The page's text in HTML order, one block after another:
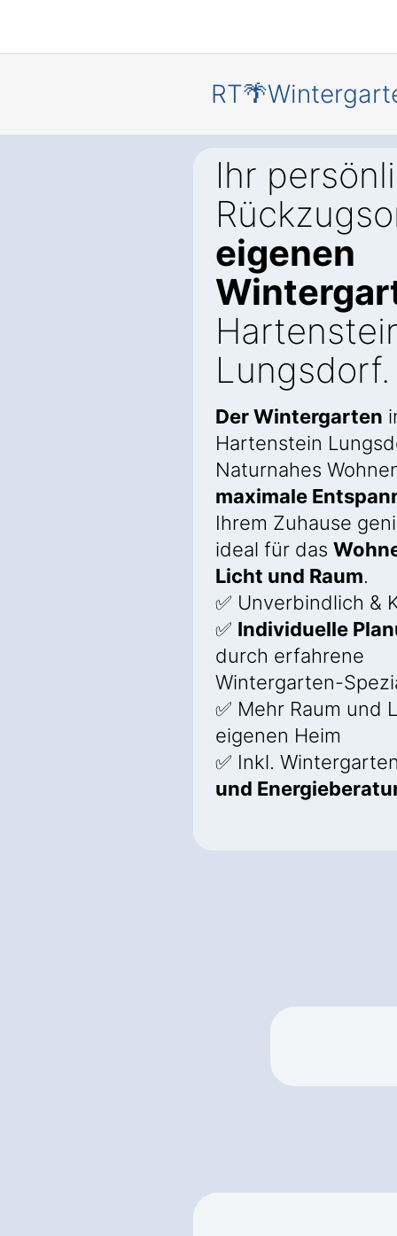
Ihr
eigenen
Lungsdorf.
Der Wintergarten
Hartenstein
Naturnahes
maximale
Ihrem Zuhause
ideal für das
Licht und Raum.
✅ Unverbindlich &
✅ Individuelle
durch erfahrene
Wintergarten-
✅ Mehr Raum und
eigenen Heim
✅ Inkl.
und